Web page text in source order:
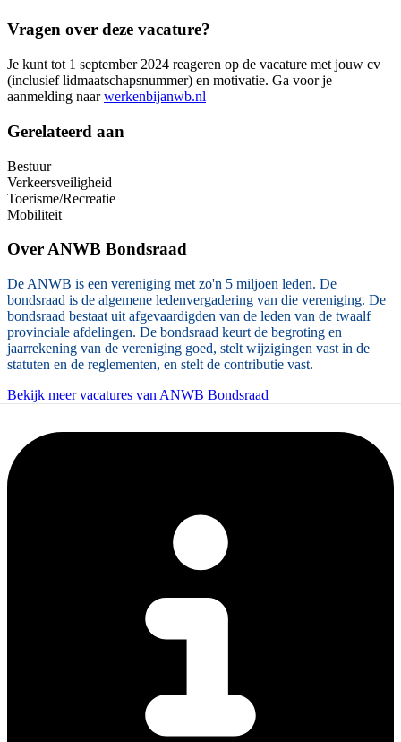
Vragen over deze vacature?
Je kunt tot 1 september 2024 reageren op de vacature met jouw cv
(inclusief lidmaatschapsnummer) en motivatie. Ga voor je
aanmelding naarwerkenbijanwb.nl
Gerelateerd aan
Bestuur
Verkeersveiligheid
Toerisme/Recreatie
Mobiliteit
OverANWB Bondsraad
De ANWB is een vereniging met zo'n 5 miljoen leden. De
bondsraad is de algemene ledenvergadering van die vereniging. De
bondsraad bestaat uit afgevaardigden van de leden van de twaalf
provinciale afdelingen. De bondsraad keurt de begroting en
jaarrekening van de vereniging goed, stelt wijzigingen vast in de
statuten en de reglementen, en stelt de contributie vast.
Bekijk meer vacatures van ANWB Bondsraad